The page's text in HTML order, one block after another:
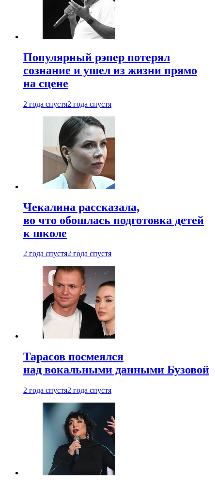
Популярный рэпер потерял
сознание и ушел из жизни прямо
на сцене
2 года спустя2 года спустя
Чекалина рассказала,
во что обошлась подготовка детей
к школе
2 года спустя2 года спустя
Тарасов посмеялся
над вокальными данными Бузовой
2 года спустя2 года спустя